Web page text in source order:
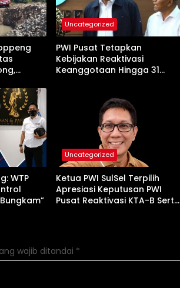
Uncategorized
PWI Pusat Tetapkan
Kebijakan Reaktivasi
Keanggotaan Hingga 31
WTP
Uncategorized
Ketua PWI SulSel Terpilih
Apresiasi Keputusan PWI
Pusat Reaktivasi KTA-B Serta
wajib ditandai *